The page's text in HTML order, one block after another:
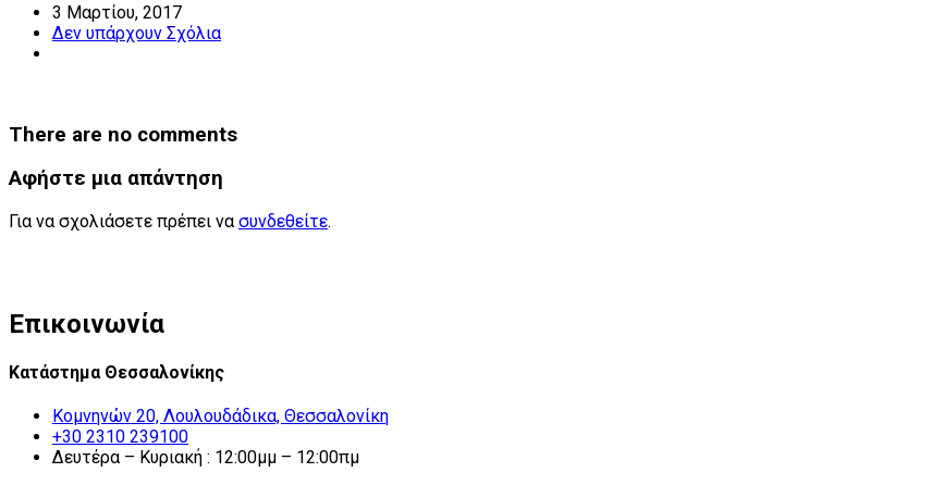
3 Μαρτίου, 2017
Δεν υπάρχουν Σχόλια
There are no comments
Αφήστε μια απάντηση
Για να σχολιάσετε πρέπει νασυνδεθείτε.
Επικοινωνία
Κατάστημα Θεσσαλονίκης
Κομνηνών 20, Λουλουδάδικα, Θεσσαλονίκη
+30 2310 239100
Δευτέρα – Κυριακή : 12:00μμ – 12:00πμ